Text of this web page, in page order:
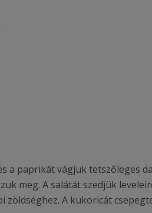
a paprikát vágjuk tetszőleges
meg. A salátát szedjük
zöldséghez. A kukoricát